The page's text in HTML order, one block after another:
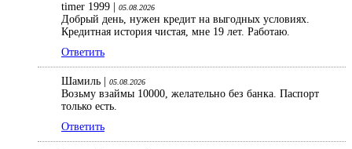
timer 1999 | 05.08.2026
Добрый день, нужен кредит на выгодных условиях.
Кредитная история чистая, мне 19 лет. Работаю.
Ответить
Шамиль | 05.08.2026
Возьму взаймы 10000, желательно без банка. Паспорт
только есть.
Ответить